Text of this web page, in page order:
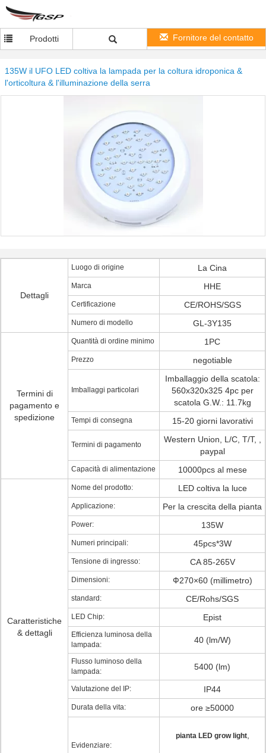
Prodotti Fornitore del contatto
135W il UFO LED coltiva la lampada per la coltura idroponica &
l'orticoltura & l'illuminazione della serra
Dettagli
Luogo di origine La Cina
Marca HHE
Certificazione CE/ROHS/SGS
Numero di modello GL-3Y135
Termini di
pagamento e
spedizione
Quantità di ordine minimo 1PC
Prezzo negotiable
Imballaggi particolari
Imballaggio della scatola:
560x320x325 4pc per
scatola G.W.: 11.7kg
Tempi di consegna 15-20 giorni lavorativi
Termini di pagamento
Western Union, L/C, T/T, ,
paypal
Capacità di alimentazione 10000pcs al mese
Caratteristiche
& dettagli
Nome del prodotto: LED coltiva la luce
Applicazione: Per la crescita della pianta
Power: 135W
Numeri principali: 45pcs*3W
Tensione di ingresso: CA 85-265V
Dimensioni: Ф270×60 (millimetro)
standard: CE/Rohs/SGS
LED Chip: Epist
Efficienza luminosa della
lampada:
40 (lm/W)
Flusso luminoso della
lampada:
5400 (lm)
Valutazione del IP: IP44
Durata della vita: ore ≥50000
Evidenziare:
pianta LED grow light,